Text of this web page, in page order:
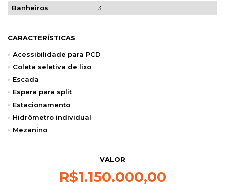
Banheiros
3
CARACTERÍSTICAS
Acessibilidade para PCD
Coleta seletiva de lixo
Escada
Espera para split
Estacionamento
Hidrômetro individual
Mezanino
VALOR
R$1.150.000,00